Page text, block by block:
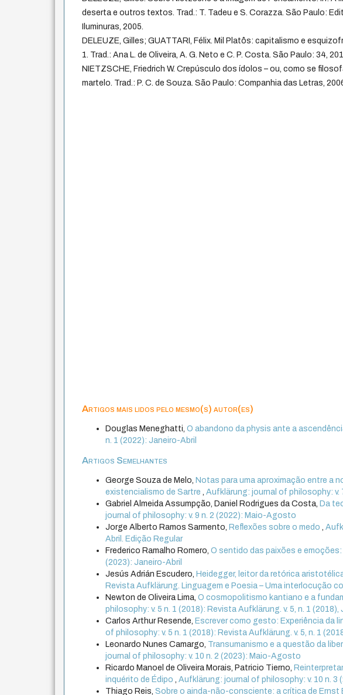
deserta e outros textos. Trad.: T. Tadeu e S. Corazza. São Paulo:
Iluminuras, 2005.
DELEUZE, Gilles; GUATTARI, Félix. Mil Platôs: capitalismo e
1. Trad.: Ana L. de Oliveira, A. G. Neto e C. P. Costa. São Paulo: 34,
NIETZSCHE, Friedrich W. Crepúsculo dos ídolos – ou, como se
martelo. Trad.: P. C. de Souza. São Paulo: Companhia das Letras,
Artigos mais lidos pelo mesmo(s) autor(es)
Douglas Meneghatti,O abandono da physis ante a
n. 1 (2022): Janeiro-Abril
Artigos Semelhantes
George Souza de Melo, Notas para uma aproximação entre a
existencialismo de Sartre,Aufklärung: journal of philosophy:
Gabriel Almeida Assumpção, Daniel Rodrigues da Costa, Da
journal of philosophy: v. 9 n. 2 (2022): Maio-Agosto
Jorge Alberto Ramos Sarmento, Reflexões sobre o medo,
Abril. Edição Regular
Frederico Ramalho Romero,O sentido das paixões e
(2023): Janeiro-Abril
Jesús Adrián Escudero, Heidegger, leitor da retórica
Revista Aufklärung. Linguagem e Poesia – Uma interlocução
Newton de Oliveira Lima,O cosmopolitismo kantiano e a
philosophy: v. 5 n. 1 (2018): Revista Aufklärung. v. 5, n. 1 (2018),
Carlos Arthur Resende, Escrever como gesto: Experiência da
of philosophy: v. 5 n. 1 (2018): Revista Aufklärung. v. 5, n. 1
Leonardo Nunes Camargo, Transumanismo e a questão da
journal of philosophy: v. 10 n. 2 (2023): Maio-Agosto
Ricardo Manoel de Oliveira Morais, Patricio Tierno,
inquérito de Édipo,Aufklärung: journal of philosophy: v. 10 n. 3
Thiago Reis,Sobre o ainda-não-consciente: a crítica de